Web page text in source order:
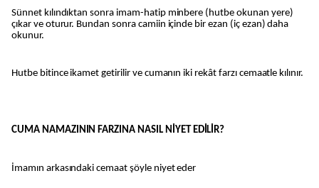
Sünnet kılındıktan sonra imam-hatip minbere (hutbe okunan yere)
çıkar ve oturur. Bundan sonra camiin içinde bir ezan (iç ezan) daha
okunur.
Hutbe bitince ikamet getirilir ve cumanın iki rekât farzı cemaatle kılınır.
CUMA NAMAZININ FARZINA NASIL NİYET EDİLİR?
İmamın arkasındaki cemaat şöyle niyet eder